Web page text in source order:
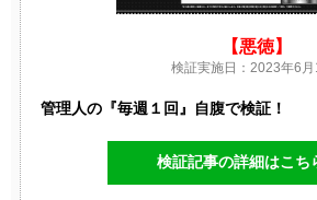
【悪徳】
検証実施日：2023年6月
管理人の『毎週１回』自腹で検証！
検証記事の詳細はこち